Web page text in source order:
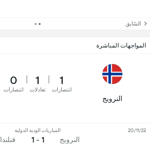
السّابق
المواجهات المباشرة
النرويج
1
انتصارات
1
تعادلات
0
انتصارات
النرويج
المباريات الودية الدولية
1 - 1 فنلندا
20/11/22